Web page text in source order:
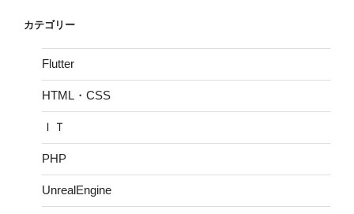
カテゴリー
Flutter
HTML・CSS
ＩＴ
PHP
UnrealEngine